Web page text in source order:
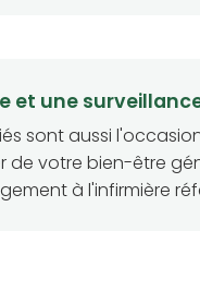
et une
sont aussi
de votre bien-être
à l'infirmière